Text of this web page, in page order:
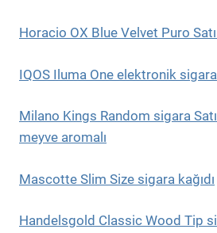
Horacio OX Blue Velvet Puro
IQOS Iluma One elektronik sigara
Milano Kings Random sigara
meyve aromalı
Mascotte Slim Size sigara kağıdı
Handelsgold Classic Wood Tip